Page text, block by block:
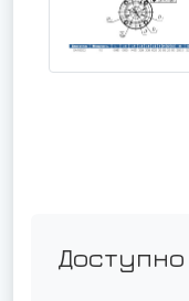
Доступно